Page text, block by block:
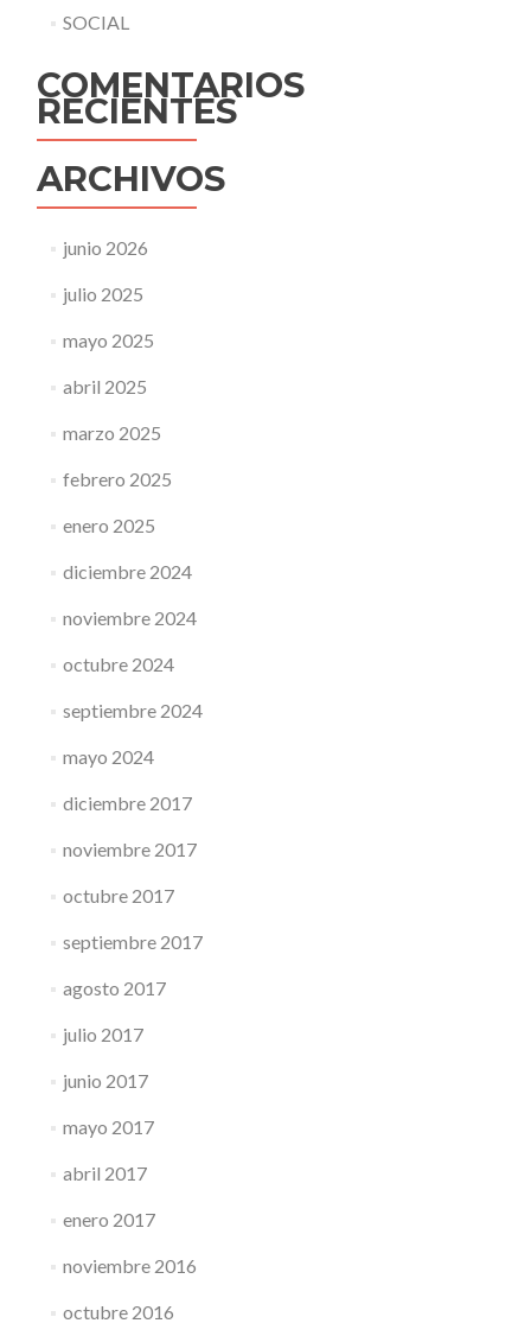
SOCIAL
COMENTARIOS
RECIENTES
ARCHIVOS
junio 2026
julio 2025
mayo 2025
abril 2025
marzo 2025
febrero 2025
enero 2025
diciembre 2024
noviembre 2024
octubre 2024
septiembre 2024
mayo 2024
diciembre 2017
noviembre 2017
octubre 2017
septiembre 2017
agosto 2017
julio 2017
junio 2017
mayo 2017
abril 2017
enero 2017
noviembre 2016
octubre 2016